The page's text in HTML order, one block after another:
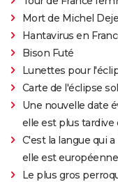
Mort de Michel
Hantavirus en
Bison Futé
Lunettes pour
Carte de l'éclipse
Une nouvelle date
elle est plus tardive
C'est la langue qui
elle est européenne
Le plus gros